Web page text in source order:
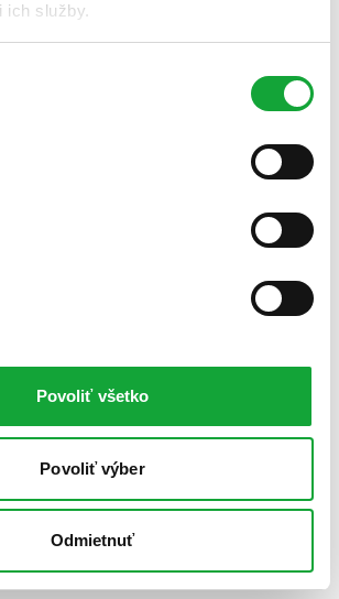
ich služby.
Povoliť všetko
Povoliť výber
Odmietnuť